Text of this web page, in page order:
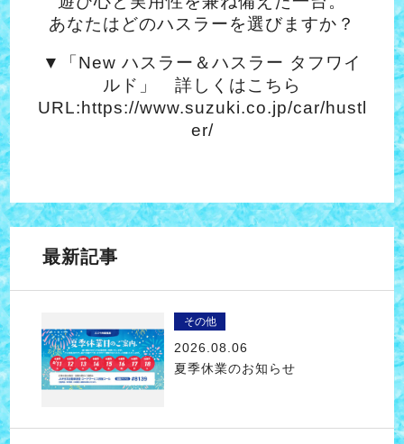
あなたはどのハスラーを選びますか？
▼「New ハスラー＆ハスラー タフワイ
ルド」 詳しくはこちら
URL:https://www.suzuki.co.jp/car/hustl
er/
最新記事
その他
2026.08.06
夏季休業のお知らせ